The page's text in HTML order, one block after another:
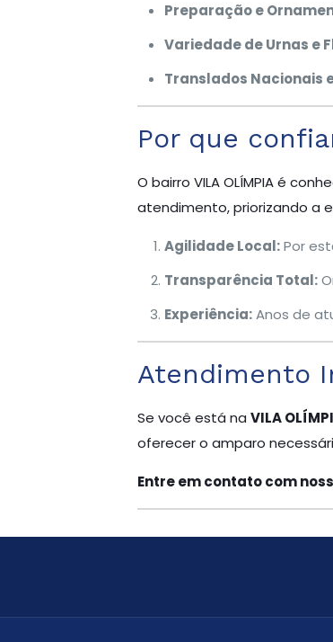
Preparação e
Variedade de Urnas e
Translados Nacionais
Por que
O bairro VILA OLÍMPIA é
atendimento, priorizando a
Agilidade Local:Por
Transparência Total:
Experiência:Anos de
Atendimento
Se você está na VILA
oferecer o amparo
Entre em contato com